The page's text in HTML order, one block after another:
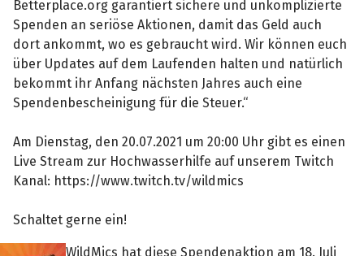
Betterplace.org garantiert sichere und unkomplizierte
Spenden an seriöse Aktionen, damit das Geld auch
dort ankommt, wo es gebraucht wird. Wir können euch
über Updates auf dem Laufenden halten und natürlich
bekommt ihr Anfang nächsten Jahres auch eine
Spendenbescheinigung für die Steuer.“
Am Dienstag, den 20.07.2021 um 20:00 Uhr gibt es einen
Live Stream zur Hochwasserhilfe auf unserem Twitch
Kanal: https://www.twitch.tv/wildmics
Schaltet gerne ein!
WildMics hat diese Spendenaktion am 18. Juli